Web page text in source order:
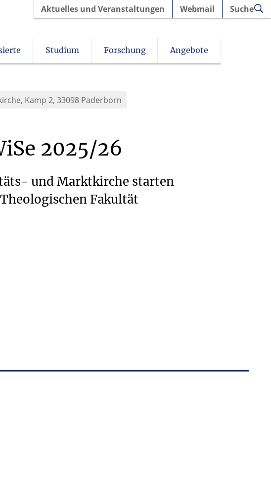
Studium Forschung Angebote
Aktuelles und Veranstaltungen Webmail Suche
Kamp 2, 33098 Paderborn
2025/26
und Marktkirche starten
Fakultät